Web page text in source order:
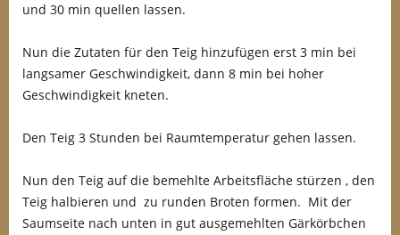
und 30 min quellen lassen.
Nun die Zutaten für den Teig hinzufügen erst 3 min bei
langsamer Geschwindigkeit, dann 8 min bei hoher
Geschwindigkeit kneten.
Den Teig 3 Stunden bei Raumtemperatur gehen lassen.
Nun den Teig auf die bemehlte Arbeitsfläche stürzen , den
Teig halbieren und zu runden Broten formen. Mit der
Saumseite nach unten in gut ausgemehlten Gärkörbchen